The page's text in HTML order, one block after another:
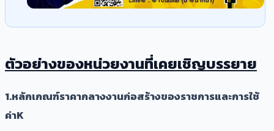
ตัวอย่างของหน่วยงานที่เคยเชิญบรรยาย
1.หลักเกณฑ์ราคากลางงานก่อสร้างของราชการและการใช้
ค่าK